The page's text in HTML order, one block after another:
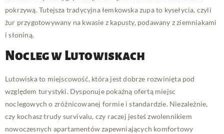
pokrzywą. Tutejsza tradycyjna łemkowska zupa to kysełycia, czyli
żur przygotowywany na kwasie z kapusty, podawany z ziemniakami
i słoniną.
Nocleg w Lutowiskach
Lutowiska to miejscowość, która jest dobrze rozwinięta pod
względem turystyki. Dysponuje pokaźną ofertą miejsc
noclegowych o zróżnicowanej formie i standardzie. Niezależnie,
czy kochasz trudy survivalu, czy raczej jesteś zwolennikiem
nowoczesnych apartamentów zapewniających komfortowy